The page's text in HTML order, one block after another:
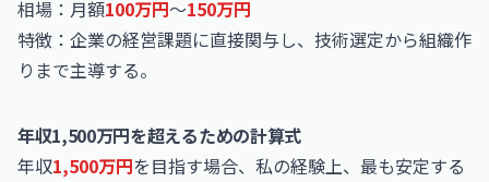
相場：月額100万円〜150万円
特徴：企業の経営課題に直接関与し、技術選定から組織作
りまで主導する。
年収1,500万円を超えるための計算式
年収1,500万円を目指す場合、私の経験上、最も安定する